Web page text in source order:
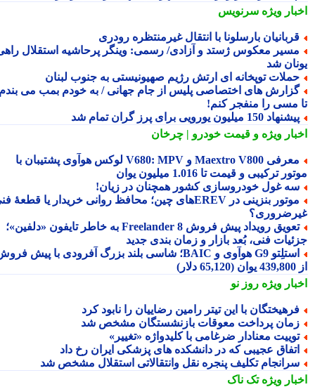
ویژهسرنویس
بارسلونا با انتقال غیرمنتظره رودری
معکوس ژستد و آزادی/ رسمی: وینگر پرحاشیه استقلال راهی
شد
توپخانه ای ارتش رژیم صهیونیستی به جنوب لبنان
های اختصاصی پلیس از جام جهانی / به خودم بمب می بندم
مسی را منفجر کنم!
150 میلیون یورویی برای پرز گران تمام شد
ویژهو قیمت خودرو | چرخان
معرفی Maextro V800 و V680: MPV لوکس هوآوی پشتیبان با
ترکیبی و قیمت تا 1.016 میلیون یوان
غول خودروسازی کشور همچنان در زیان!
موتور بنزینی در EREVهای چین؛ محافظ روانی خریدار یا قطعهٔ فنی
تعویق رویداد پیش فروش Freelander 8 به خاطر تایفون «دلفین»؛
فنی، بُعد بازار و زمان بندی جدید
استلِتو G9 هوآوی و BAIC؛ شاسی بلند بزرگ آفرودی با پیش فروش
ویژهروز نو
با این تیتر رامین رضاییان را نابود کرد
پرداخت معوقات بازنشستگان مشخص شد
معنادار ضرغامی با کلیدواژه «تغییر»
عجیبی که در دانشکده های پزشکی ایران رخ داد
تکلیف پنجره نقل وانتقالاتی استقلال مشخص شد
ویژهتک ناک